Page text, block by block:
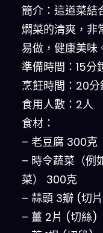
簡介：這道菜結
燜菜的清爽，非
易做，健康美味
準備時間：15分
烹飪時間：20分
食用人數：2人
食材：
– 老豆腐 300克
– 時令蔬菜（例
菜） 300克
– 蒜頭 3瓣 (切
– 薑 2片 (切絲)